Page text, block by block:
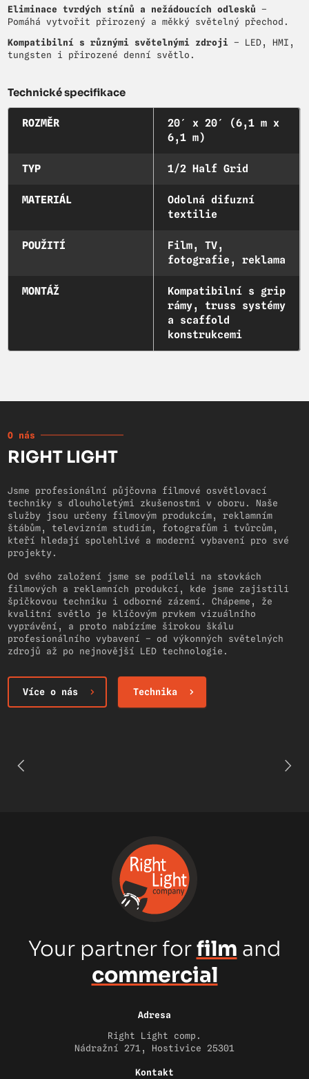
Eliminace tvrdých stínů a nežádoucích odlesků –
Pomáhá vytvořit přirozený a měkký světelný přechod.
Kompatibilní s různými světelnými zdroji – LED, HMI,
tungsten i přirozené denní světlo.
Technické specifikace
ROZMĚR
20′ x 20′ (6,1 m x
6,1 m)
TYP 1/2 Half Grid
MATERIÁL
Odolná difuzní
textilie
POUŽITÍ
Film, TV,
fotografie, reklama
MONTÁŽ
Kompatibilní s grip
rámy, truss systémy
a scaffold
konstrukcemi
O nás
RIGHT LIGHT
Jsme profesionální půjčovna filmové osvětlovací
techniky s dlouholetými zkušenostmi v oboru. Naše
služby jsou určeny filmovým produkcím, reklamním
štábům, televizním studiím, fotografům i tvůrcům,
kteří hledají spolehlivé a moderní vybavení pro své
projekty.
Od svého založení jsme se podíleli na stovkách
filmových a reklamních produkcí, kde jsme zajistili
špičkovou techniku i odborné zázemí. Chápeme, že
kvalitní světlo je klíčovým prvkem vizuálního
vyprávění, a proto nabízíme širokou škálu
profesionálního vybavení – od výkonných světelných
zdrojů až po nejnovější LED technologie.
Více o nás Technika
Your partner forfilm and
commercial
Adresa
Right Light comp.
Nádražní 271, Hostivice 25301
Kontakt